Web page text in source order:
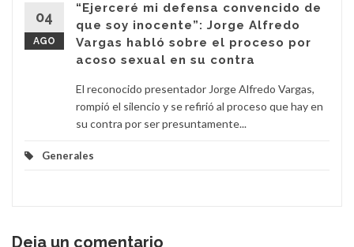
04
AGO
“Ejerceré mi defensa convencido de
que soy inocente”: Jorge Alfredo
Vargas habló sobre el proceso por
acoso sexual en su contra
El reconocido presentador Jorge Alfredo Vargas,
rompió el silencio y se refirió al proceso que hay en
su contra por ser presuntamente...
Generales
Deja un comentario